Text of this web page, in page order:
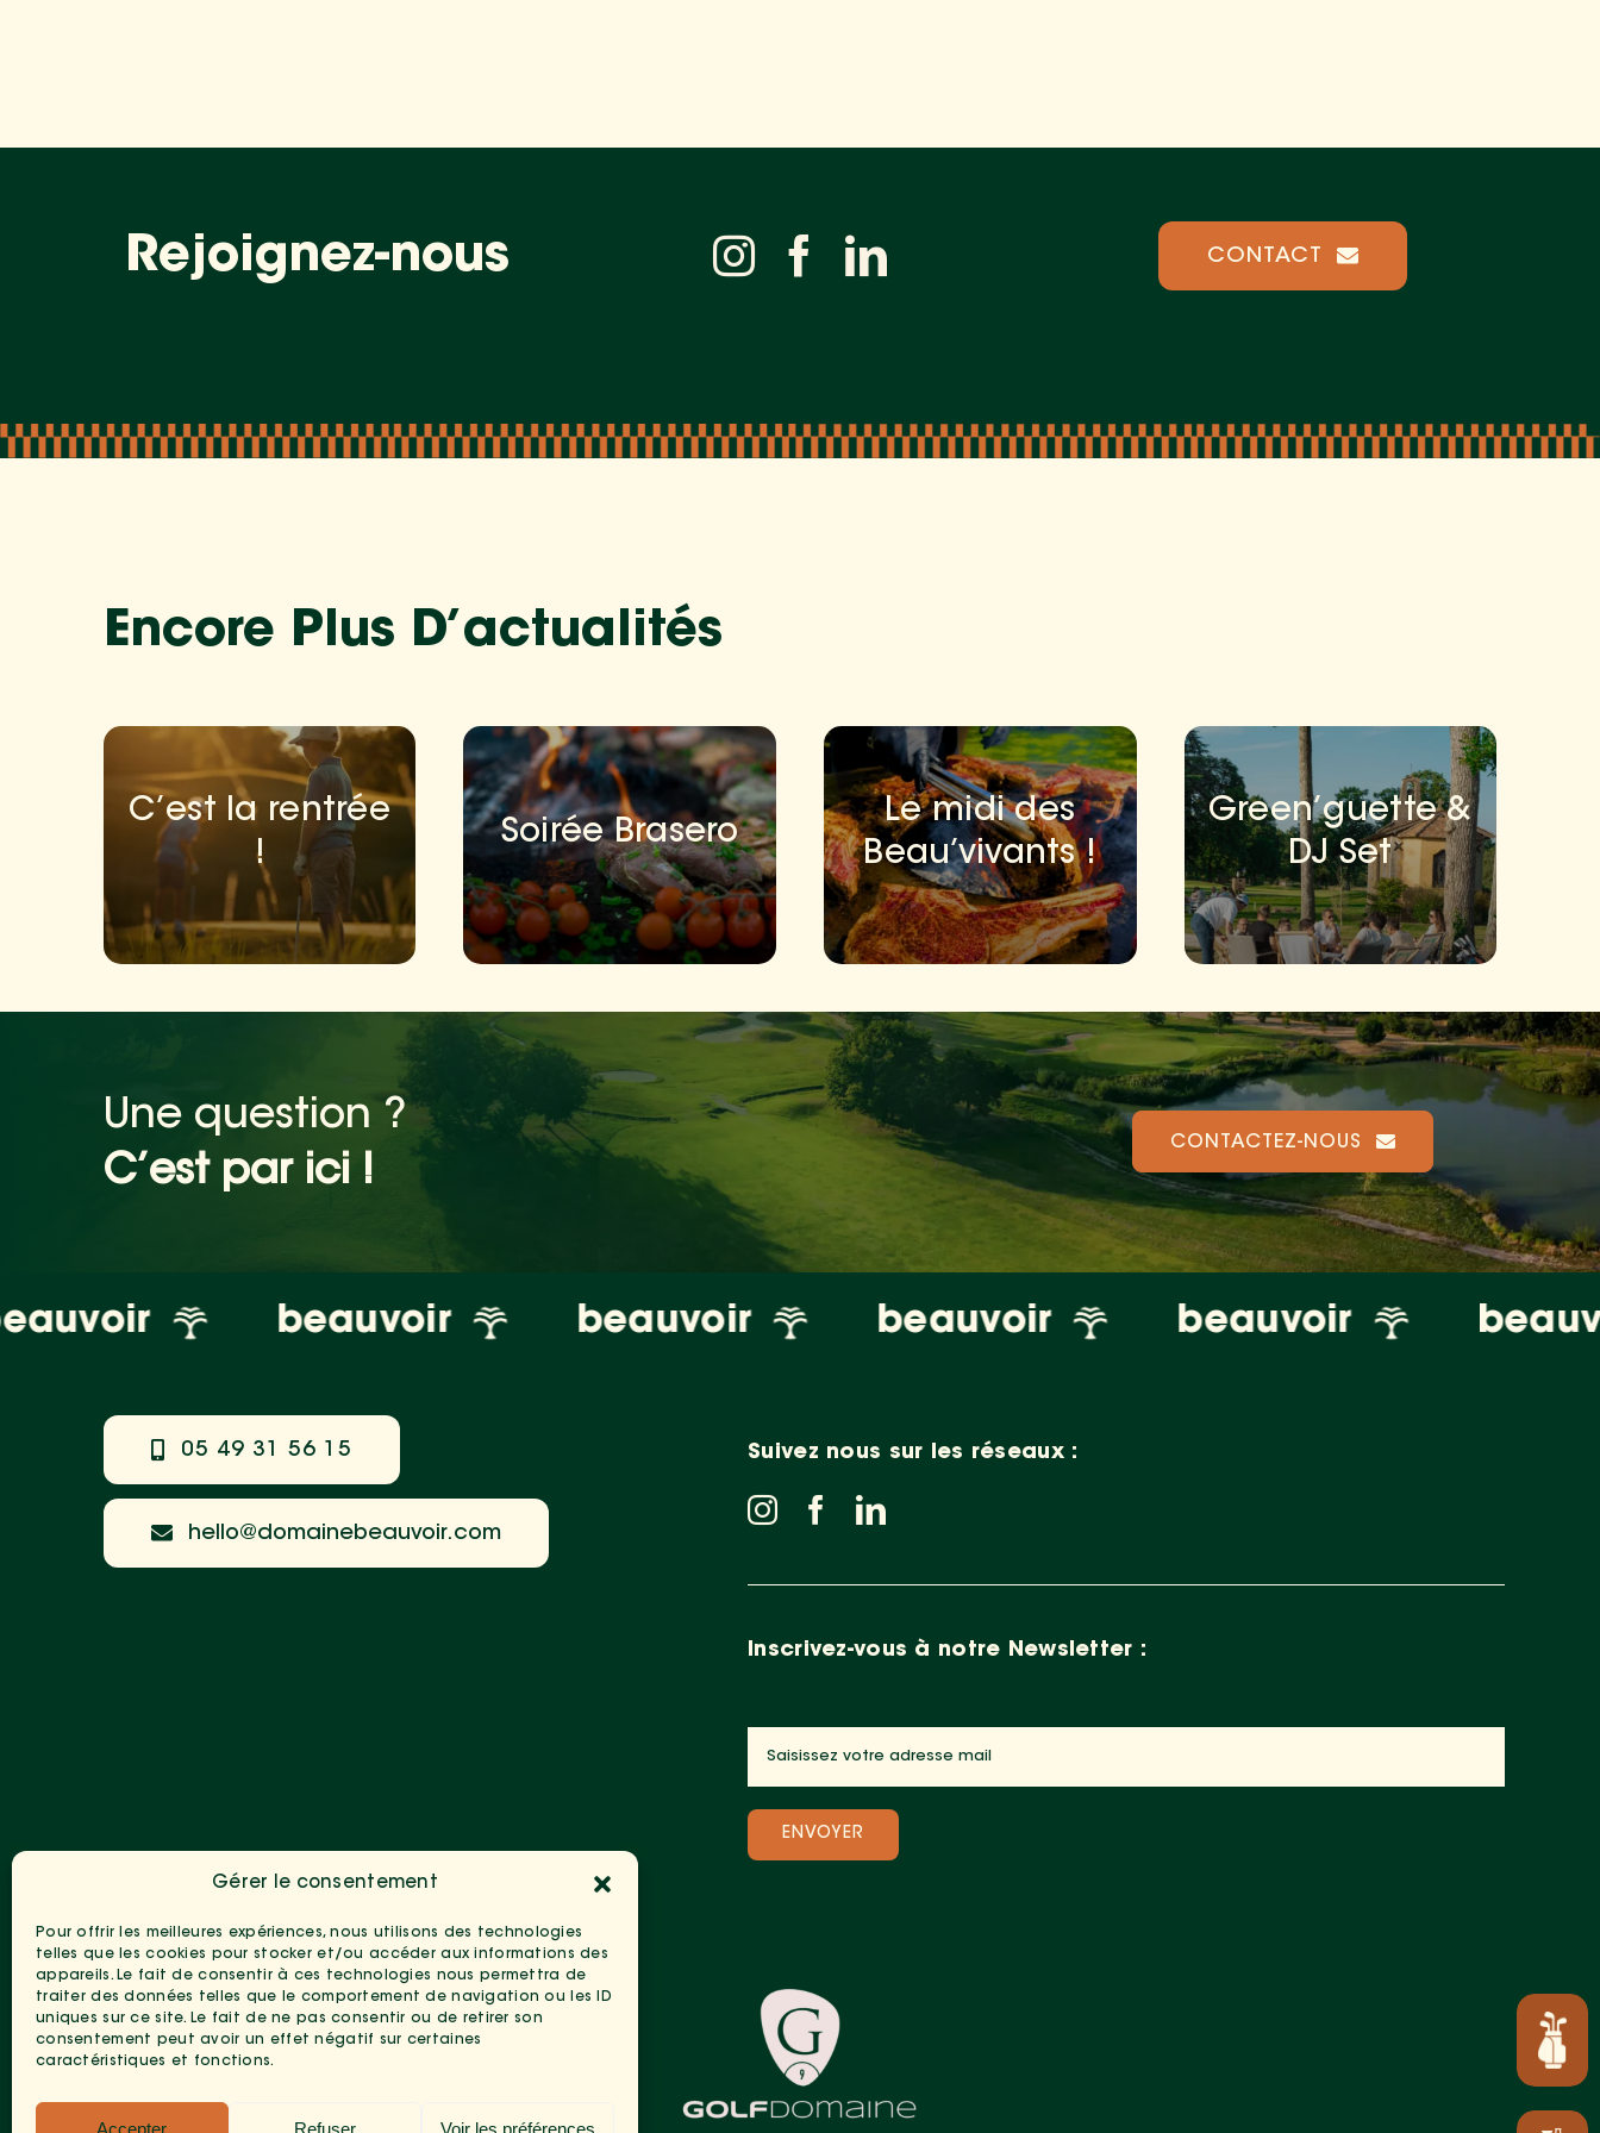
Gérer le consentement
Pour offrir les meilleures expériences, nous utilisons des technologies
telles que les cookies pour stocker et/ou accéder aux informations des
appareils. Le fait de consentir à ces technologies nous permettra de
traiter des données telles que le comportement de navigation ou les ID
uniques sur ce site. Le fait de ne pas consentir ou de retirer son
consentement peut avoir un effet négatif sur certaines
caractéristiques et fonctions.
Accepter Refuser Voir les préférences
Rejoignez-nous CONTACT
Encore Plus D’actualités
C’est la rentrée
!
Soirée Brasero
Le midi des
Beau’vivants !
Green’guette &
DJ Set
Une question ?
C’est par ici !
CONTACTEZ-NOUS
beauvoir beauvoir beauvoir beauvoir beauvoir
05 49 31 56 15
hello@domainebeauvoir.com
Suivez nous sur les réseaux :
Inscrivez-vous à notre Newsletter :